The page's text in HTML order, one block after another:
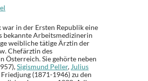
in der Ersten Republik eine
bekannte Arbeitsmedizinerin
weibliche tätige Ärztin der
Chefärztin des
Österreich. Sie gehörte neben
Sigismund Peller, Julius
(1871-1946) zu den